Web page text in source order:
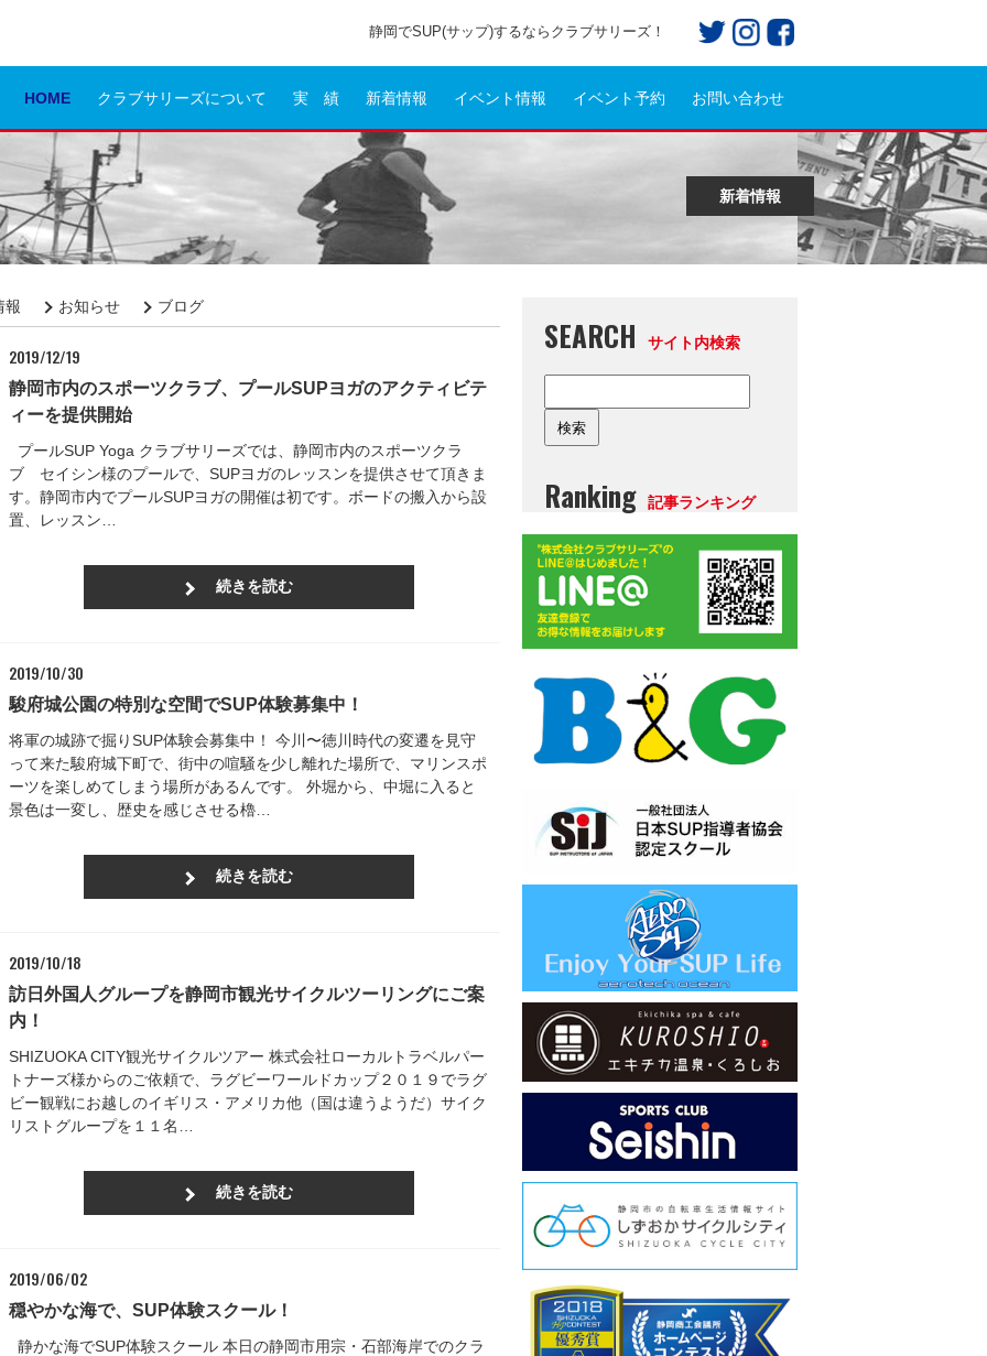
静岡でSUP(サップ)するならクラブサリーズ！
HOME クラブサリーズについて 実 績 新着情報 イベント情報 イベント予約 お問い合わせ
新着情報
報 お知らせ ブログ
2019/12/19
静岡市内のスポーツクラブ、プールSUPヨガのアクティビテ
ィーを提供開始
プールSUP Yoga クラブサリーズでは、静岡市内のスポーツクラ
ブ セイシン様のプールで、SUPヨガのレッスンを提供させて頂きま
す。静岡市内でプールSUPヨガの開催は初です。ボードの搬入から設
置、レッスン…
続きを読む
2019/10/30
駿府城公園の特別な空間でSUP体験募集中！
将軍の城跡で掘りSUP体験会募集中！ 今川〜徳川時代の変遷を見守
って来た駿府城下町で、街中の喧騒を少し離れた場所で、マリンスポ
ーツを楽しめてしまう場所があるんです。 外堀から、中堀に入ると
景色は一変し、歴史を感じさせる櫓…
続きを読む
2019/10/18
訪日外国人グループを静岡市観光サイクルツーリングにご案
内！
SHIZUOKA CITY観光サイクルツアー 株式会社ローカルトラベルパー
トナーズ様からのご依頼で、ラグビーワールドカップ２０１９でラグ
ビー観戦にお越しのイギリス・アメリカ他（国は違うようだ）サイク
リストグループを１１名…
続きを読む
2019/06/02
穏やかな海で、SUP体験スクール！
静かな海でSUP体験スクール 本日の静岡市用宗・石部海岸でのクラ
SEARCH サイト内検索
Ranking 記事ランキング